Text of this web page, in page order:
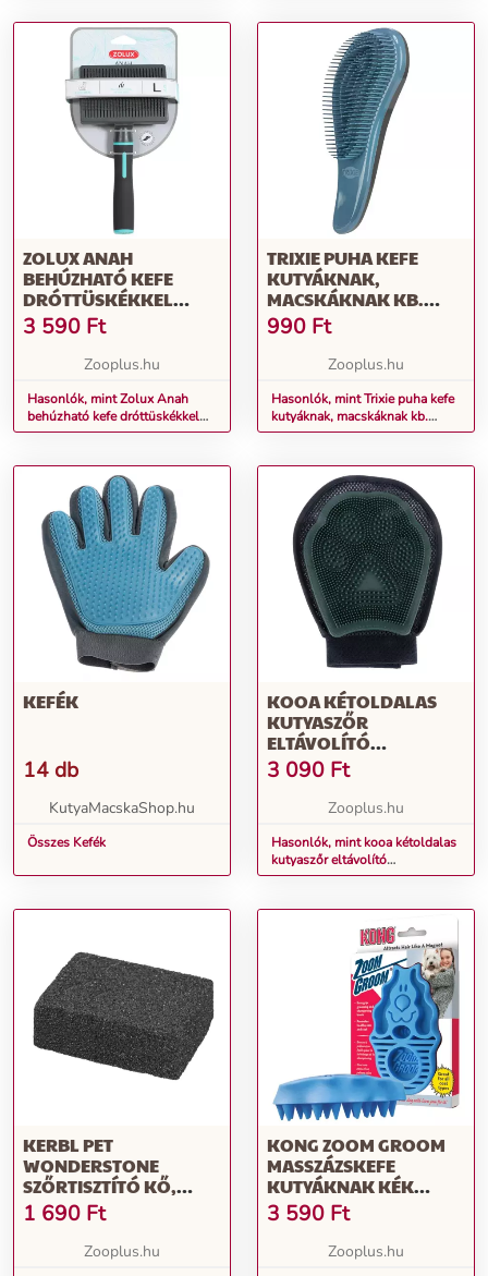
ZOLUX ANAH
BEHÚZHATÓ KEFE
DRÓTTÜSKÉKKEL
KUTYÁKNAK L: H 10,8 X
SZ 5 X M 21 CM
3 590 Ft
Zooplus.hu
Hasonlók, mint Zolux Anah
behúzható kefe dróttüskékkel
kutyáknak L: H 10,8 x Sz 5 x M
TRIXIE PUHA KEFE
KUTYÁKNAK,
MACSKÁKNAK KB.
H19CM
990 Ft
Zooplus.hu
Hasonlók, mint Trixie puha kefe
kutyáknak, macskáknak kb.
H19cm
KEFÉK
14 db
KutyaMacskaShop.hu
Összes Kefék
KOOA KÉTOLDALAS
KUTYASZŐR
ELTÁVOLÍTÓ
MACSKÁKNAK, 1DB
3 090 Ft
Zooplus.hu
Hasonlók, mint kooa kétoldalas
kutyaszőr eltávolító
macskáknak, 1db
KERBL PET
WONDERSTONE
SZŐRTISZTÍTÓ KŐ,
11X10X4CM
KUTYÁKNAK,
LOVAKNAK
1 690 Ft
Zooplus.hu
KONG ZOOM GROOM
MASSZÁZSKEFE
KUTYÁKNAK KÉK
SZÍNBEN H 12 X SZ 7,5 X
M 4 CM
3 590 Ft
Zooplus.hu